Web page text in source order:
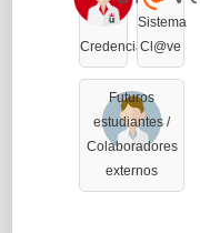
Credenciales
Sistema
Cl@ve
Futuros
estudiantes /
Colaboradores
externos